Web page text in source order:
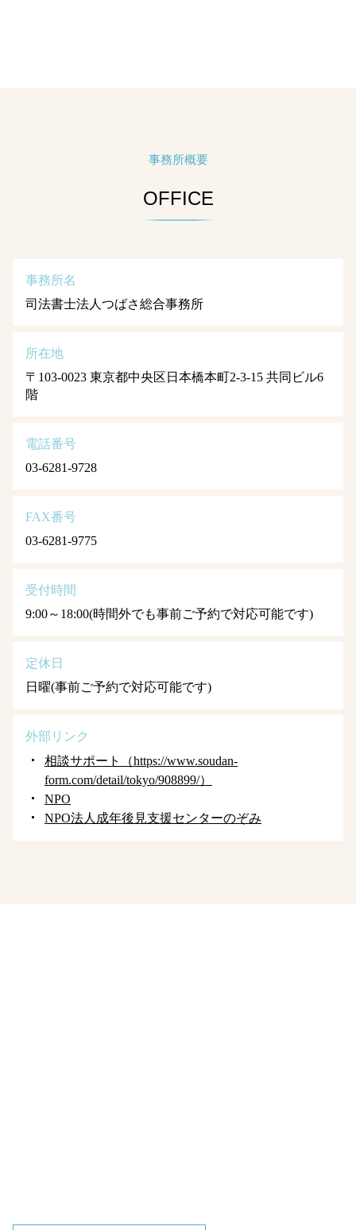
事務所概要
OFFICE
事務所名
司法書士法人つばさ総合事務所
所在地
〒103-0023 東京都中央区日本橋本町2-3-15 共同ビル6
階
電話番号
03-6281-9728
FAX番号
03-6281-9775
受付時間
9:00～18:00(時間外でも事前ご予約で対応可能です)
定休日
日曜(事前ご予約で対応可能です)
外部リンク
相談サポート（https://www.soudan-
form.com/detail/tokyo/908899/）
NPO
NPO法人成年後見支援センターのぞみ